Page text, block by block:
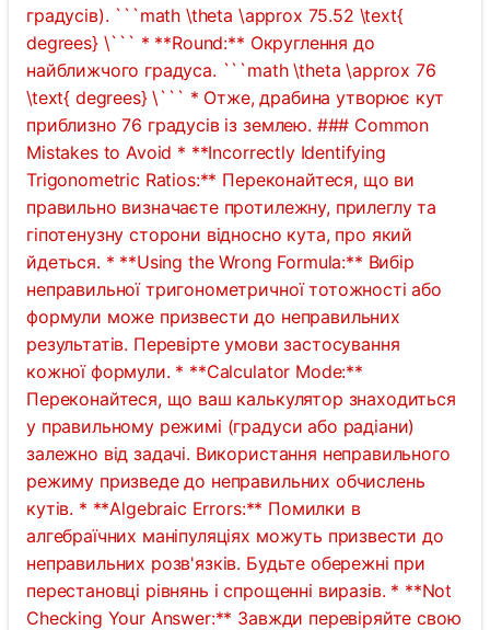
градусів). ```math \theta \approx 75.52 \text{
degrees} \``` * **Round:** Округлення до
найближчого градуса. ```math \theta \approx 76
\text{ degrees} \``` * Отже, драбина утворює кут
приблизно 76 градусів із землею. ### Common
Mistakes to Avoid * **Incorrectly Identifying
Trigonometric Ratios:** Переконайтеся, що ви
правильно визначаєте протилежну, прилеглу та
гіпотенузну сторони відносно кута, про який
йдеться. * **Using the Wrong Formula:** Вибір
неправильної тригонометричної тотожності або
формули може призвести до неправильних
результатів. Перевірте умови застосування
кожної формули. * **Calculator Mode:**
Переконайтеся, що ваш калькулятор знаходиться
у правильному режимі (градуси або радіани)
залежно від задачі. Використання неправильного
режиму призведе до неправильних обчислень
кутів. * **Algebraic Errors:** Помилки в
алгебраїчних маніпуляціях можуть призвести до
неправильних розв'язків. Будьте обережні при
перестановці рівнянь і спрощенні виразів. * **Not
Checking Your Answer:** Завжди перевіряйте свою